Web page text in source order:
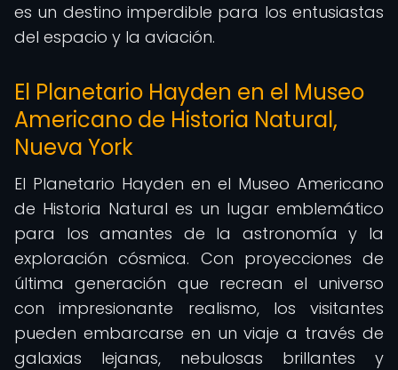
es un destino imperdible para los entusiastas
del espacio y la aviación.
El Planetario Hayden en el Museo
Americano de Historia Natural,
Nueva York
El Planetario Hayden en el Museo Americano
de Historia Natural es un lugar emblemático
para los amantes de la astronomía y la
exploración cósmica. Con proyecciones de
última generación que recrean el universo
con impresionante realismo, los visitantes
pueden embarcarse en un viaje a través de
galaxias lejanas, nebulosas brillantes y